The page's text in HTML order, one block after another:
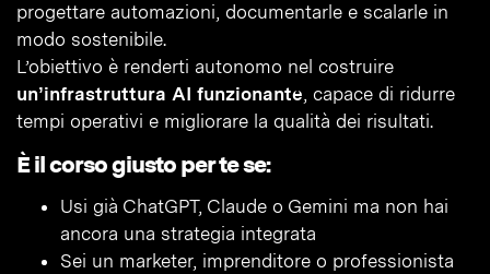
progettare automazioni, documentarle e scalarle in
modo sostenibile.
L’obiettivo è renderti autonomo nel costruire
un’infrastruttura AI funzionante, capace di ridurre
tempi operativi e migliorare la qualità dei risultati.
È il corso giusto per te se:
Usi già ChatGPT, Claude o Gemini ma non hai
ancora una strategia integrata
Sei un marketer, imprenditore o professionista